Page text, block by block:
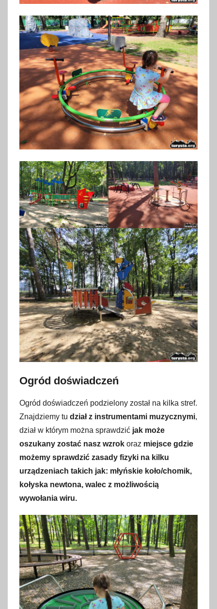
Ogród doświadczeń
Ogród doświadczeń podzielony został na kilka stref.
Znajdziemy tu dział z instrumentami muzycznymi,
dział w którym można sprawdzić jak może
oszukany zostać nasz wzrok oraz miejsce gdzie
możemy sprawdzić zasady fizyki na kilku
urządzeniach takich jak: młyńskie koło/chomik,
kołyska newtona, walec z możliwością
wywołania wiru.